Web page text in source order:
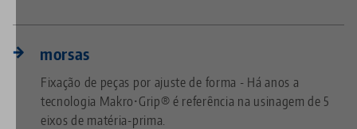
morsas
Fixação de peças por ajuste de forma - Há anos a
tecnologia Makro•Grip® é referência na usinagem de 5
eixos de matéria-prima.